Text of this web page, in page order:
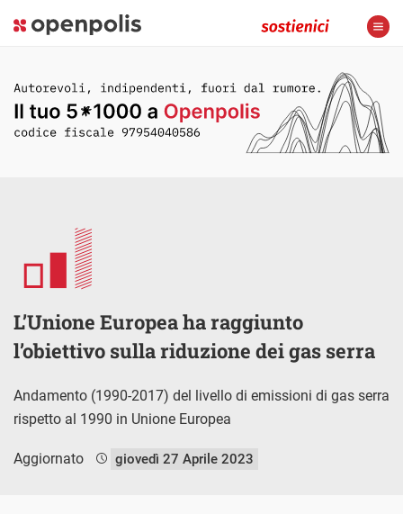
L’Unione Europea ha raggiunto
l’obiettivo sulla riduzione dei gas serra
Andamento (1990-2017) del livello di emissioni di gas serra
rispetto al 1990 in Unione Europea
Aggiornato giovedì 27 Aprile 2023